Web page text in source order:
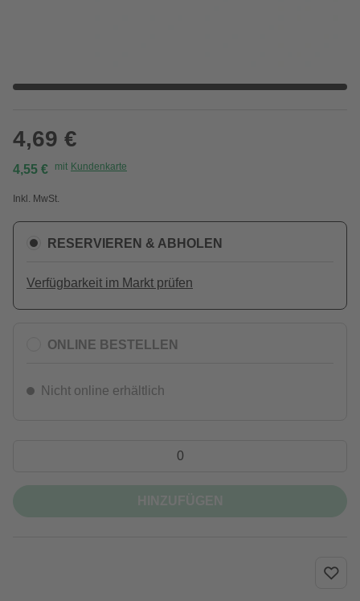
4,69 €
4,55 € mit Kundenkarte
Inkl. MwSt.
RESERVIEREN & ABHOLEN
Verfügbarkeit im Markt prüfen
ONLINE BESTELLEN
Nicht online erhältlich